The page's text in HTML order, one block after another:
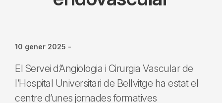
10 gener 2025 -
El Servei d’Angiologia i Cirurgia Vascular de
l’Hospital Universitari de Bellvitge ha estat el
centre d’unes jornades formatives